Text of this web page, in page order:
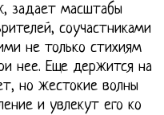
задает масштабы
соучастниками
не только стихиям
нее. Еще держится на
но жестокие волны
и увлекут его ко